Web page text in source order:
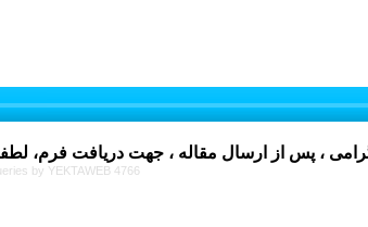
، پس از ارسال مقاله ، جهت دریافت فرم،
by YEKTAWEB 4766